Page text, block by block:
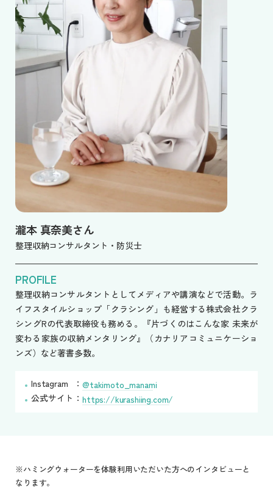
瀧本 真奈美さん
整理収納コンサルタント・防災士
PROFILE
整理収納コンサルタントとしてメディアや講演などで活動。ラ
イフスタイルショップ「クラシング」も経営する株式会社クラ
シングRの代表取締役も務める。『片づくのはこんな家 未来が
変わる家族の収納メンタリング』（カナリアコミュニケーショ
ンズ）など著書多数。
Instagram
@takimoto_manami
公式サイト
https://kurashiing.com/
※ハミングウォーターを体験利用いただいた方へのインタビューと
なります。